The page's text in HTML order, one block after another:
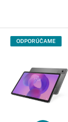
ODPORÚČAME